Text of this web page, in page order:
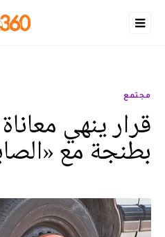
مجتمع
قرار ينهي
بطنجة مع